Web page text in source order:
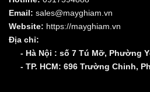
Email: sales@mayghiam.vn
Website: https://mayghiam.vn
Địa chỉ:
- Hà Nội : số 7 Tú Mỡ, Phường
- TP. HCM: 696 Trường Chinh,